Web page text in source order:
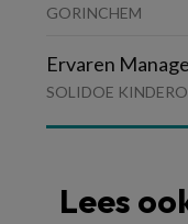
GORINCHEM
Ervaren
SOLIDOE
Lees